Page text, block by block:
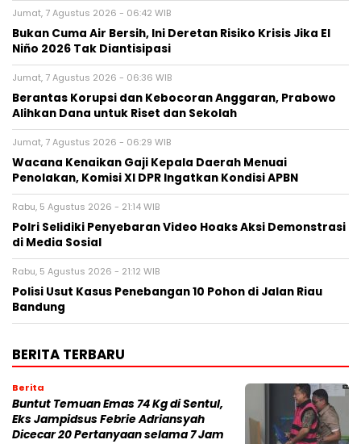
Jumat, 7 Agustus 2026 - 06:42 WIB
Bukan Cuma Air Bersih, Ini Deretan Risiko Krisis Jika El
Niño 2026 Tak Diantisipasi
Jumat, 7 Agustus 2026 - 06:36 WIB
Berantas Korupsi dan Kebocoran Anggaran, Prabowo
Alihkan Dana untuk Riset dan Sekolah
Jumat, 7 Agustus 2026 - 06:29 WIB
Wacana Kenaikan Gaji Kepala Daerah Menuai
Penolakan, Komisi XI DPR Ingatkan Kondisi APBN
Rabu, 5 Agustus 2026 - 21:14 WIB
Polri Selidiki Penyebaran Video Hoaks Aksi Demonstrasi
di Media Sosial
Rabu, 5 Agustus 2026 - 21:12 WIB
Polisi Usut Kasus Penebangan 10 Pohon di Jalan Riau
Bandung
BERITA TERBARU
Berita
Buntut Temuan Emas 74 Kg di Sentul,
Eks Jampidsus Febrie Adriansyah
Dicecar 20 Pertanyaan selama 7 Jam